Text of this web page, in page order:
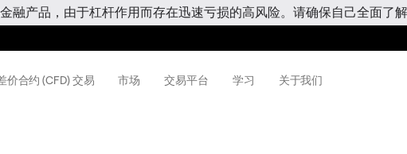
融产品，由于杠杆作用而存在迅速亏损的高风险。请确保自己全面了解
价合约 (CFD) 交易 市场 交易平台 学习 关于我们